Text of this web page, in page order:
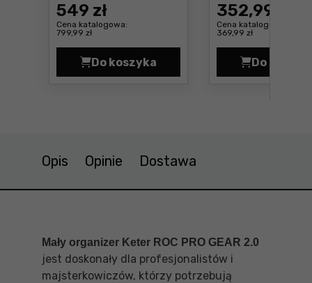
549 zł
Cena katalogowa:
799,99 zł
Do koszyka
Zestaw 3 skrzynek Keter ROC
352,99 zł
Cena katalogowa:
369,99 zł
Do
Opis Opinie Dostawa
Mały organizer Keter ROC PRO GEAR 2.0
jest doskonały dla profesjonalistów i
majsterkowiczów, którzy potrzebują